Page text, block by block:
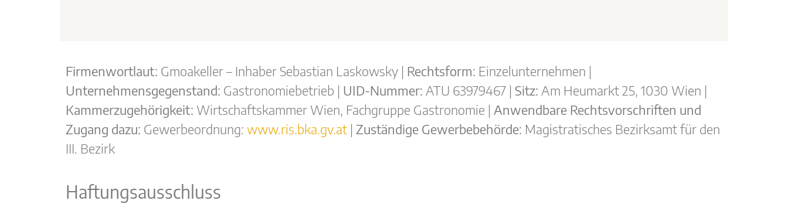
Firmenwortlaut: Gmoakeller – Inhaber Sebastian Laskowsky | Rechtsform: Einzelunternehmen |
Unternehmensgegenstand: Gastronomiebetrieb | UID-Nummer: ATU 63979467 | Sitz: Am Heumarkt 25, 1030 Wien |
Kammerzugehörigkeit: Wirtschaftskammer Wien, Fachgruppe Gastronomie | Anwendbare Rechtsvorschriften und
Zugang dazu: Gewerbeordnung: www.ris.bka.gv.at | Zuständige Gewerbebehörde: Magistratisches Bezirksamt für den
III. Bezirk
Haftungsausschluss